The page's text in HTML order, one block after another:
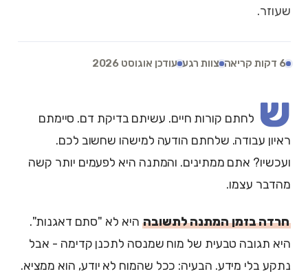
שעוזר.
6 דקות קריאה צוות רגע עודכן אוגוסט 2026
ש לחתם קורות חיים. עשיתם בדיקת דם. סיימתם
ראיון עבודה. שלחתם הודעה למישהו שחשוב לכם.
ועכשיו? אתם ממתינים. והמתנה היא לפעמים יותר קשה
מהדבר עצמו.
חרדה בזמן המתנה לתשובה היא לא "סתם דאגנות".
היא תגובה טבעית של מוח שמנסה לתכנן קדימה - אבל
נתקע בלי מידע. הבעיה: ככל שהמוח לא יודע, הוא ממציא.